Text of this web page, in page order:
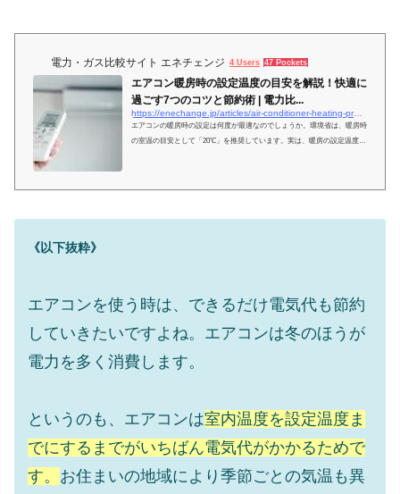
電力・ガス比較サイト エネチェンジ 4 Users 47 Pockets
エアコン暖房時の設定温度の目安を解説！快適に
過ごす7つのコツと節約術 | 電力比...
https://enechange.jp/articles/air-conditioner-heating-preset-temperature
エアコンの暖房時の設定は何度が最適なのでしょうか。環境省は、暖房時
の室温の目安として「20℃」を推奨しています。実は、暖房の設定温度を
《以下抜粋》
エアコンを使う時は、できるだけ電気代も節約
していきたいですよね。エアコンは冬のほうが
電力を多く消費します。
というのも、エアコンは室内温度を設定温度ま
でにするまでがいちばん電気代がかかるためで
す。 お住まいの地域により季節ごとの気温も異